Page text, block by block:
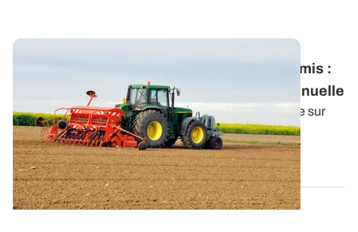
Céréales à paille - Dates et densités de semis :
appuyer ses choix sur une analyse pluriannuelle
Les variations climatiques observables d’une année sur
l’autre ne doivent pas être à l...
14 SEPT. 2017